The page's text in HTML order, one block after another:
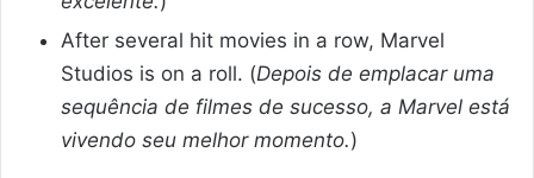
After several hit movies in a row, Marvel
Studios is on a roll. (Depois de emplacar uma
sequência de filmes de sucesso, a Marvel está
vivendo seu melhor momento.)